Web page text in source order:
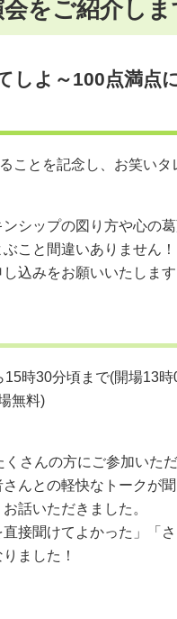
をご紹介しま
しよ～100点満点
ことを記念し、お笑い
シップの図り方や心の
こと間違いありません！
込みをお願いいたします
時30分頃まで(開場13時
無料)
さんの方にご参加いただ
んとの軽快なトークが
話いただきました。
接聞けてよかった」「さ
ました！